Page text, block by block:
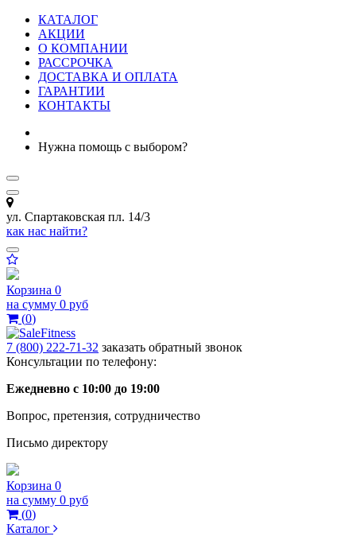
КАТАЛОГ
АКЦИИ
О КОМПАНИИ
РАССРОЧКА
ДОСТАВКА И ОПЛАТА
ГАРАНТИИ
КОНТАКТЫ
Нужна помощь с выбором?
ул. Спартаковская пл. 14/3
как нас найти?
Корзина 0
на сумму 0 руб
(0)
7 (800) 222-71-32 заказать обратный звонок
Консультации по телефону:
Ежедневно с 10:00 до 19:00
Вопрос, претензия, сотрудничество
Письмо директору
Корзина 0
на сумму 0 руб
(0)
Каталог